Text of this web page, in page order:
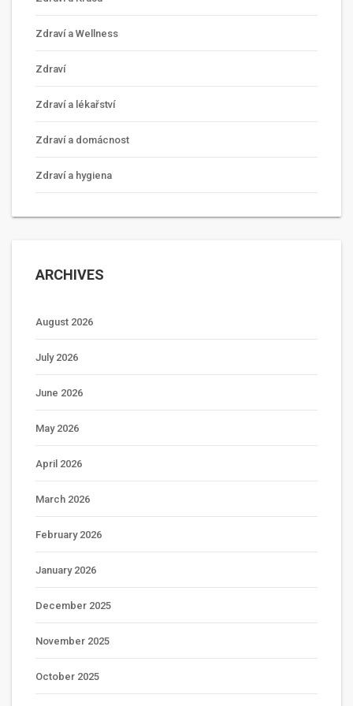
Zdraví a Wellness
Zdraví
Zdraví a lékařství
Zdraví a domácnost
Zdraví a hygiena
ARCHIVES
August 2026
July 2026
June 2026
May 2026
April 2026
March 2026
February 2026
January 2026
December 2025
November 2025
October 2025